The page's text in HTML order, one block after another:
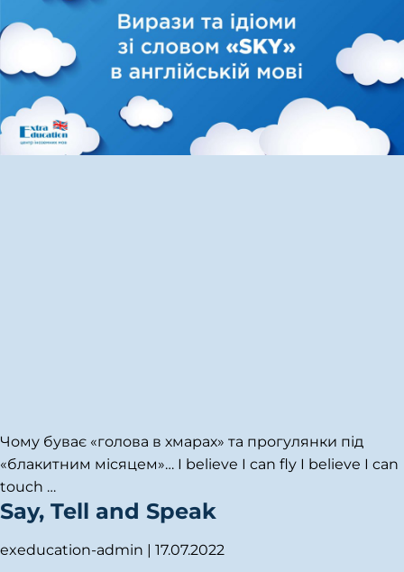
Чому буває «голова в хмарах» та прогулянки під
«блакитним місяцем»… I believe I can fly I believe I can
touch …
Say, Tell and Speak
exeducation-admin | 17.07.2022